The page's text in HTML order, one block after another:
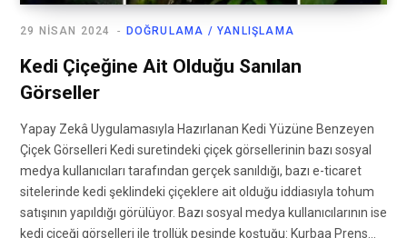
DOĞRULAMA / YANLIŞLAMA
29 NISAN 2024
Kedi Çiçeğine Ait Olduğu Sanılan
Görseller
Yapay Zekâ Uygulamasıyla Hazırlanan Kedi Yüzüne Benzeyen
Çiçek Görselleri Kedi suretindeki çiçek görsellerinin bazı sosyal
medya kullanıcıları tarafından gerçek sanıldığı, bazı e-ticaret
sitelerinde kedi şeklindeki çiçeklere ait olduğu iddiasıyla tohum
satışının yapıldığı görülüyor. Bazı sosyal medya kullanıcılarının ise
kedi çiçeği görselleri ile trollük peşinde koştuğu: Kurbaa Prens…